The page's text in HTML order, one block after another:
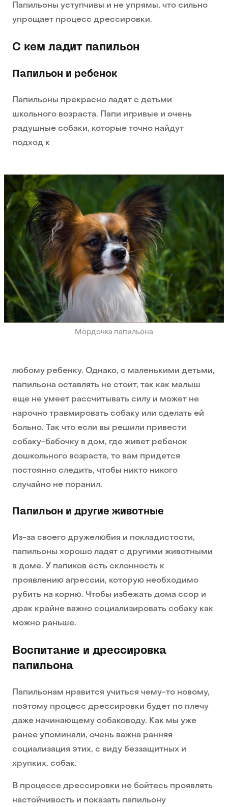
Папильоны уступчивы и не упрямы, что сильно
упрощает процесс дрессировки.
С кем ладит папильон
Папильон и ребенок
Папильоны прекрасно ладят с детьми
школьного возраста. Папи игривые и очень
радушные собаки, которые точно найдут
подход к
Мордочка папильона
любому ребенку. Однако, с маленькими детьми,
папильона оставлять не стоит, так как малыш
еще не умеет рассчитывать силу и может не
нарочно травмировать собаку или сделать ей
больно. Так что если вы решили привести
собаку-бабочку в дом, где живет ребенок
дошкольного возраста, то вам придется
постоянно следить, чтобы никто никого
случайно не поранил.
Папильон и другие животные
Из-за своего дружелюбия и покладистости,
папильоны хорошо ладят с другими животными
в доме. У папиков есть склонность к
проявлению агрессии, которую необходимо
рубить на корню. Чтобы избежать дома ссор и
драк крайне важно социализировать собаку как
можно раньше.
Воспитание и дрессировка
папильона
Папильонам нравится учиться чему-то новому,
поэтому процесс дрессировки будет по плечу
даже начинающему собаководу. Как мы уже
ранее упоминали, очень важна ранняя
социализация этих, с виду беззащитных и
хрупких, собак.
В процессе дрессировки не бойтесь проявлять
настойчивость и показать папильону